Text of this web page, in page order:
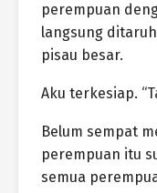
perempuan
langsung
pisau besar.
Aku terkesiap.
Belum sempat
perempuan itu
semua